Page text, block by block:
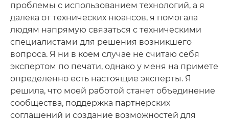
проблемы с использованием технологий, а я
далека от технических нюансов, я помогала
людям напрямую связаться с техническими
специалистами для решения возникшего
вопроса. Я ни в коем случае не считаю себя
экспертом по печати, однако у меня на примете
определенно есть настоящие эксперты. Я
решила, что моей работой станет объединение
сообщества, поддержка партнерских
соглашений и создание возможностей для